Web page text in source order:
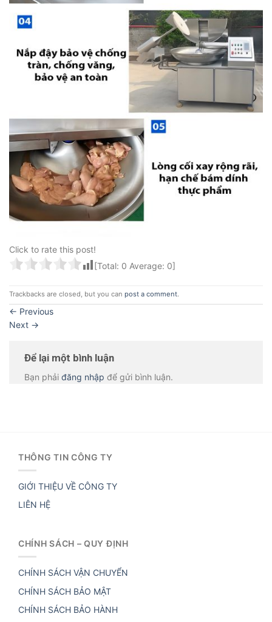
Click to rate this post!
[Total: 0 Average: 0]
Trackbacks are closed, but you can post a comment.
← Previous
Next →
Để lại một bình luận
Bạn phải đăng nhập để gửi bình luận.
THÔNG TIN CÔNG TY
GIỚI THIỆU VỀ CÔNG TY
LIÊN HỆ
CHÍNH SÁCH – QUY ĐỊNH
CHÍNH SÁCH VẬN CHUYỂN
CHÍNH SÁCH BẢO MẬT
CHÍNH SÁCH BẢO HÀNH